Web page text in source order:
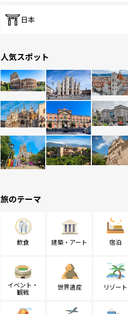
日本
人気スポット
旅のテーマ
飲食 建築・アート 宿泊
イベント・
観戦
世界遺産 リゾート